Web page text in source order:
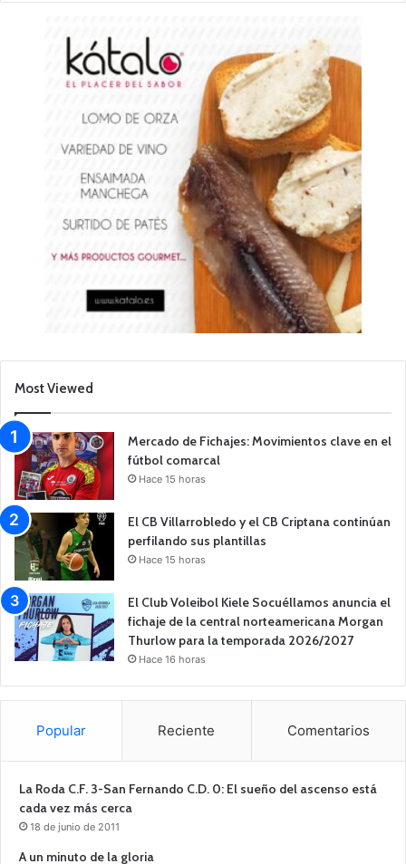
Most Viewed
Mercado de Fichajes: Movimientos clave en el
fútbol comarcal
Hace 15 horas
El CB Villarrobledo y el CB Criptana continúan
perfilando sus plantillas
Hace 15 horas
El Club Voleibol Kiele Socuéllamos anuncia el
fichaje de la central norteamericana Morgan
Thurlow para la temporada 2026/2027
Hace 16 horas
Popular Reciente Comentarios
La Roda C.F. 3-San Fernando C.D. 0: El sueño del ascenso está
cada vez más cerca
18 de junio de 2011
A un minuto de la gloria